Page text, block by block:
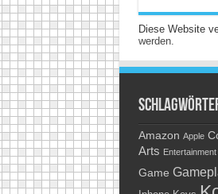
Diese Website
werden.
Amazon Apple
Arts Entertainment
Game